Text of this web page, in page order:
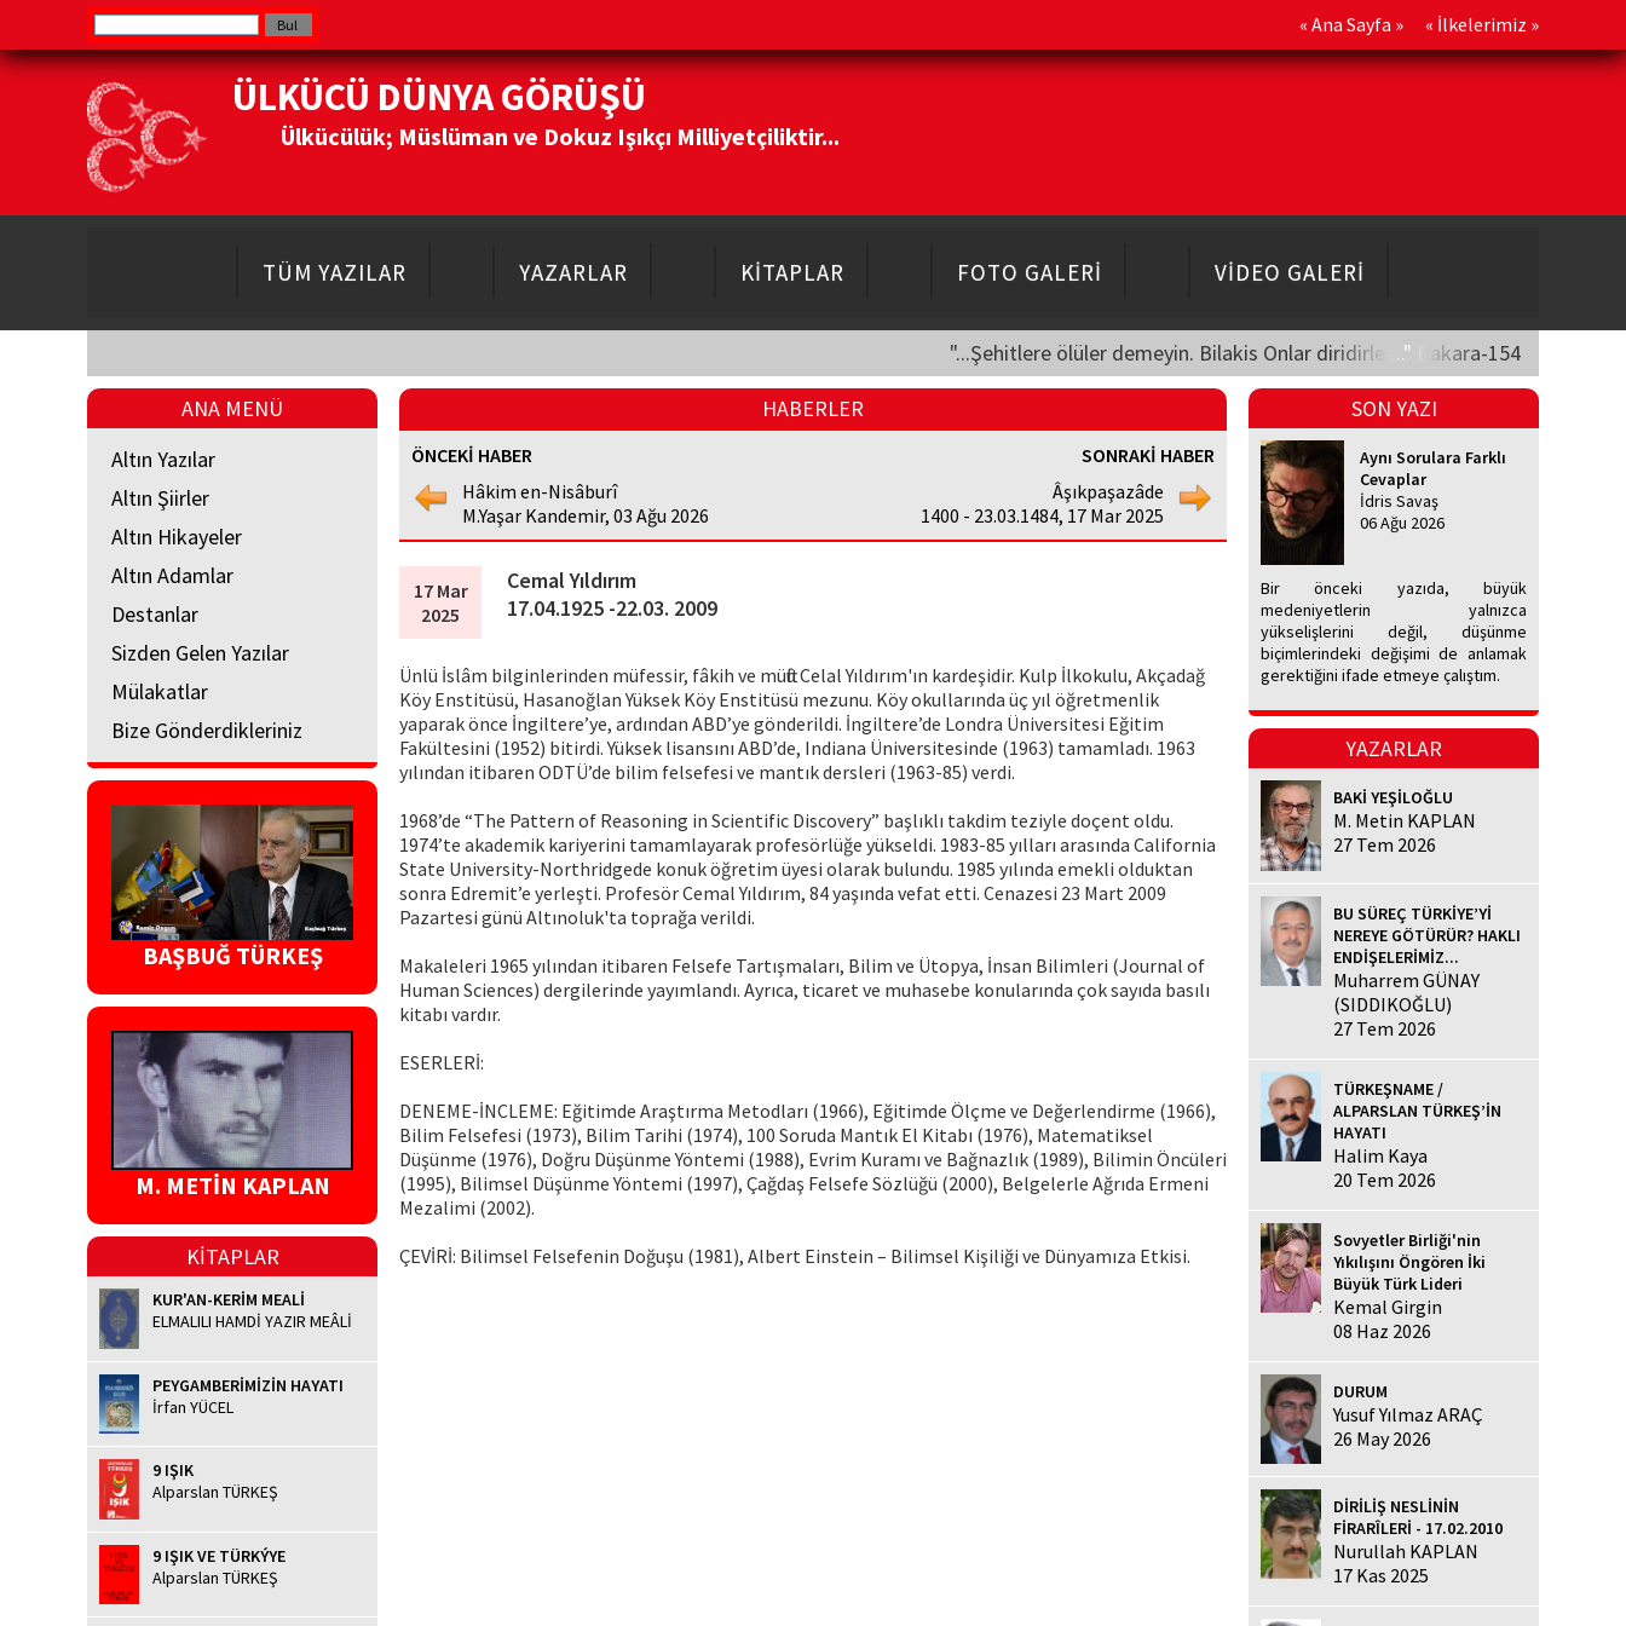
« Ana Sayfa » « İlkelerimiz »
ÜLKÜCÜ DÜNYA GÖRÜŞÜ
Ülkücülük; Müslüman ve Dokuz Işıkçı Milliyetçiliktir...
TÜM YAZILAR YAZARLAR KİTAPLAR FOTO GALERİ VİDEO GALERİ
"...Şehitlere ölüler demeyin. Bilakis Onlar diridirler..." Bakara-154
ANA MENÜ
Altın Yazılar
Altın Şiirler
Altın Hikayeler
Altın Adamlar
Destanlar
Sizden Gelen Yazılar
Mülakatlar
Bize Gönderdikleriniz
BAŞBUĞ TÜRKEŞ
M. METİN KAPLAN
KİTAPLAR
KUR'AN-KERİM MEALİ
ELMALILI HAMDİ YAZIR MEÂLİ
PEYGAMBERİMİZİN HAYATI
İrfan YÜCEL
9 IŞIK
Alparslan TÜRKEŞ
9 IŞIK VE TÜRKÝYE
Alparslan TÜRKEŞ
HABERLER
ÖNCEKİ HABER
Hâkim en-Nisâburî
M.Yaşar Kandemir, 03 Ağu 2026
SONRAKİ HABER
Âşıkpaşazâde
1400 - 23.03.1484, 17 Mar 2025
17 Mar
2025
Cemal Yıldırım
17.04.1925 -22.03. 2009
Ünlü İslâm bilginlerinden müfessir, fâkih ve müftü Celal Yıldırım'ın kardeşidir. Kulp İlkokulu, Akçadağ
Köy Enstitüsü, Hasanoğlan Yüksek Köy Enstitüsü mezunu. Köy okullarında üç yıl öğretmenlik
yaparak önce İngiltere’ye, ardından ABD’ye gönderildi. İngiltere’de Londra Üniversitesi Eğitim
Fakültesini (1952) bitirdi. Yüksek lisansını ABD’de, Indiana Üniversitesinde (1963) tamamladı. 1963
yılından itibaren ODTÜ’de bilim felsefesi ve mantık dersleri (1963-85) verdi.
1968’de “The Pattern of Reasoning in Scientific Discovery” başlıklı takdim teziyle doçent oldu.
1974’te akademik kariyerini tamamlayarak profesörlüğe yükseldi. 1983-85 yılları arasında California
State University-Northridgede konuk öğretim üyesi olarak bulundu. 1985 yılında emekli olduktan
sonra Edremit’e yerleşti. Profesör Cemal Yıldırım, 84 yaşında vefat etti. Cenazesi 23 Mart 2009
Pazartesi günü Altınoluk'ta toprağa verildi.
Makaleleri 1965 yılından itibaren Felsefe Tartışmaları, Bilim ve Ütopya, İnsan Bilimleri (Journal of
Human Sciences) dergilerinde yayımlandı. Ayrıca, ticaret ve muhasebe konularında çok sayıda basılı
kitabı vardır.
ESERLERİ:
DENEME-İNCLEME: Eğitimde Araştırma Metodları (1966), Eğitimde Ölçme ve Değerlendirme (1966),
Bilim Felsefesi (1973), Bilim Tarihi (1974), 100 Soruda Mantık El Kitabı (1976), Matematiksel
Düşünme (1976), Doğru Düşünme Yöntemi (1988), Evrim Kuramı ve Bağnazlık (1989), Bilimin Öncüleri
(1995), Bilimsel Düşünme Yöntemi (1997), Çağdaş Felsefe Sözlüğü (2000), Belgelerle Ağrıda Ermeni
Mezalimi (2002).
ÇEVİRİ: Bilimsel Felsefenin Doğuşu (1981), Albert Einstein – Bilimsel Kişiliği ve Dünyamıza Etkisi.
SON YAZI
Aynı Sorulara Farklı
Cevaplar
İdris Savaş
06 Ağu 2026
Bir önceki yazıda, büyük
medeniyetlerin yalnızca
yükselişlerini değil, düşünme
biçimlerindeki değişimi de anlamak
gerektiğini ifade etmeye çalıştım.
YAZARLAR
BAKİ YEŞİLOĞLU
M. Metin KAPLAN
27 Tem 2026
BU SÜREÇ TÜRKİYE’Yİ
NEREYE GÖTÜRÜR? HAKLI
ENDİŞELERİMİZ...
Muharrem GÜNAY
(SIDDIKOĞLU)
27 Tem 2026
TÜRKEŞNAME /
ALPARSLAN TÜRKEŞ’İN
HAYATI
Halim Kaya
20 Tem 2026
Sovyetler Birliği'nin
Yıkılışını Öngören İki
Büyük Türk Lideri
Kemal Girgin
08 Haz 2026
DURUM
Yusuf Yılmaz ARAÇ
26 May 2026
DİRİLİŞ NESLİNİN
FİRARÎLERİ - 17.02.2010
Nurullah KAPLAN
17 Kas 2025